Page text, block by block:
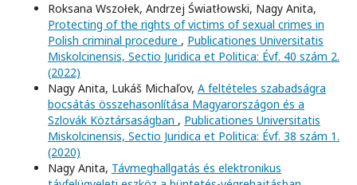
Roksana Wszołek, Andrzej Światłowski, Nagy Anita,
Protecting of the rights of victims of sexual crimes in
Polish criminal procedure , Publicationes Universitatis
Miskolcinensis, Sectio Juridica et Politica: Évf. 40 szám 2.
(2022)
Nagy Anita, Lukáš Michaľov, A feltételes szabadságra
bocsátás összehasonlítása Magyarországon és a
Szlovák Köztársaságban , Publicationes Universitatis
Miskolcinensis, Sectio Juridica et Politica: Évf. 38 szám 1.
(2020)
Nagy Anita, Távmeghallgatás és elektronikus